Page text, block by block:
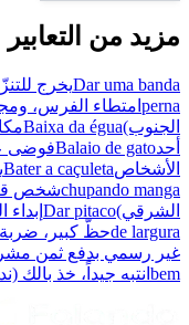
مزيد من التعابير
Dar uma bandaيخرج
perna امتطاء الفرس،
الجنوب)Baixa da égua
أحدBalaio de gatoفوضى
الأشخاصBater a caçuleta
chupando mangaشخص
الشرقي)Dar pitaco
de larguraحظّ كبير،
غير رسمي بدفع ثمن
bem انتبه جيداً، خذ بالك